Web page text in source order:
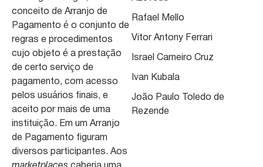
conceito de Arranjo de
Pagamento é o conjunto de
regras e procedimentos
cujo objeto é a prestação
de certo serviço de
pagamento, com acesso
pelos usuários finais, e
aceito por mais de uma
instituição. Em um Arranjo
de Pagamento figuram
diversos participantes. Aos
Rafael Mello
Vitor Antony Ferrari
Israel Carneiro Cruz
Ivan Kubala
João Paulo Toledo de
Rezende